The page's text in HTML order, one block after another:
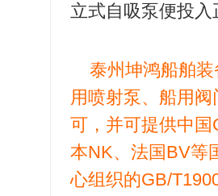
立式自吸泵便投
泰州坤鸿船舶
用喷射泵、船用
可，并可提供中
本NK、法国BV等
心组织的GB/